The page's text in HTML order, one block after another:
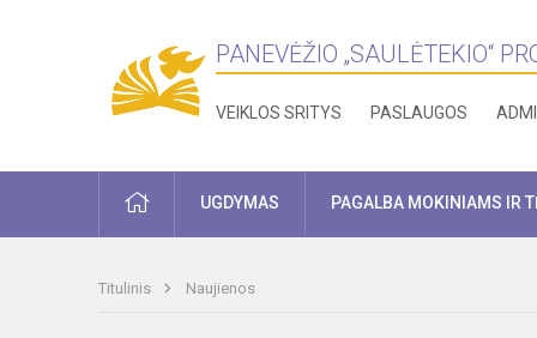
PANEVĖŽIO „SAULĖTEKIO“
VEIKLOS SRITYS PASLAUGOS
PRADŽIAUGDYMAS PAGALBA MOKINIAMS IR
Titulinis Naujienos